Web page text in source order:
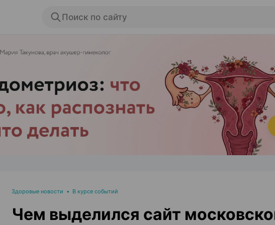
Поиск по сайту
ЭФФЕКТИВНАЯ РЕКЛАМА НА САЙТЕ
Здоровые новости • В курсе событий
Чем выделился сайт